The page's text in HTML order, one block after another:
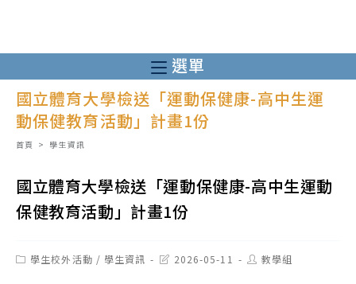
至
主
內
選單
國立體育大學檢送「運動保健康-高中生運
動保健教育活動」計畫1份
首頁 > 學生資訊
國立體育大學檢送「運動保健康-高中生運動
保健教育活動」計畫1份
Post學生校外活動 / 學生資訊
Post2026-05-11
Post教學組